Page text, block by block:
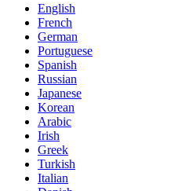
English
French
German
Portuguese
Spanish
Russian
Japanese
Korean
Arabic
Irish
Greek
Turkish
Italian